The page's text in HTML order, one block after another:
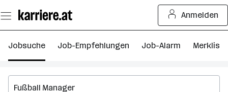
Seiteninhalt
springen
Anmelden
Jobsuche Job-Empfehlungen Job-Alarm Merkliste